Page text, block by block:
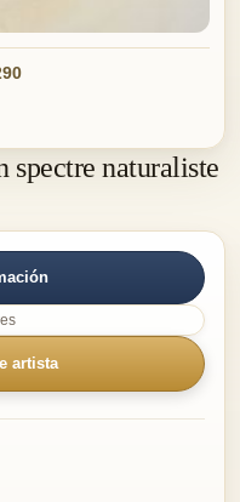
spectre naturaliste
artista